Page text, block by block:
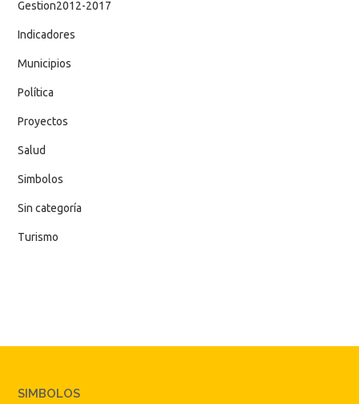
Gestion2012-2017
Indicadores
Municipios
Política
Proyectos
Salud
Simbolos
Sin categoría
Turismo
SIMBOLOS